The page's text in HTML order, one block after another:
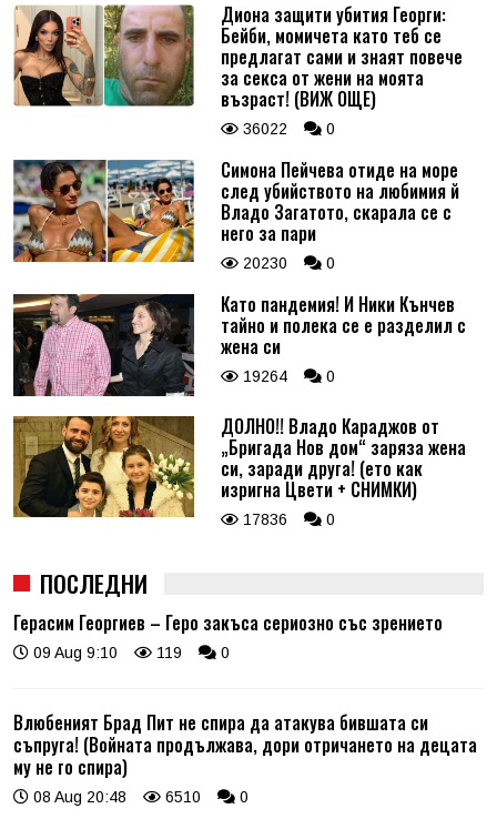
Диона защити убития Георги:
Бейби, момичета като теб се
предлагат сами и знаят повече
за секса от жени на моята
възраст! (ВИЖ ОЩЕ)
36022 0
Симона Пейчева отиде на море
след убийството на любимия й
Владо Загатото, скарала се с
него за пари
20230 0
Като пандемия! И Ники Кънчев
тайно и полека се е разделил с
жена си
19264 0
ДОЛНО!! Владо Караджов от
„Бригада Нов дом“ заряза жена
си, заради друга! (ето как
изригна Цвети + СНИМКИ)
17836 0
ПОСЛЕДНИ
Герасим Георгиев – Геро закъса сериозно със зрението
09 Aug 9:10 119 0
Влюбеният Брад Пит не спира да атакува бившата си
съпруга! (Войната продължава, дори отричането на децата
му не го спира)
08 Aug 20:48 6510 0